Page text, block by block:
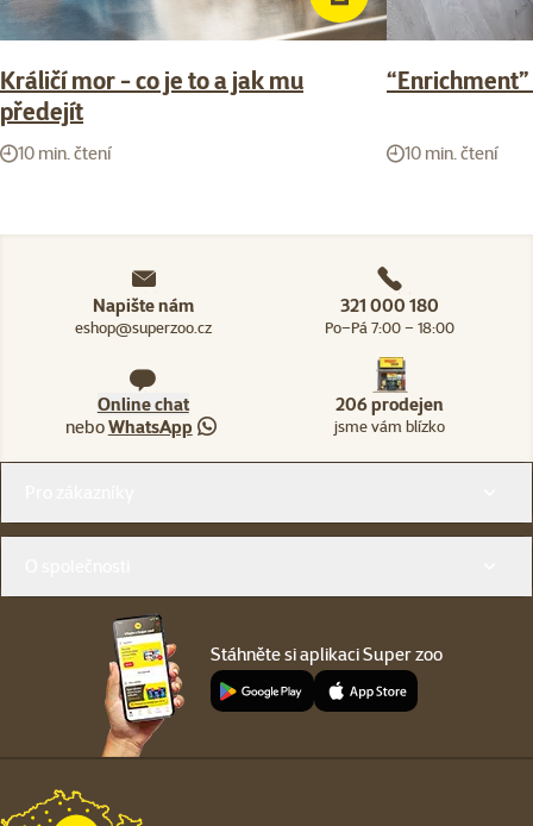
Králičí mor - co je to a jak mu
předejít
10 min. čtení 10 min. čtení
Napište nám
eshop@superzoo.cz
321 000 180
Po–Pá 7:00 – 18:00
Online chat
neboWhatsApp
206 prodejen
jsme vám blízko
Stáhněte si aplikaci Super zoo